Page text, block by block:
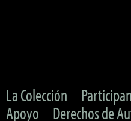
La Colección
Apoyo
Derechos de